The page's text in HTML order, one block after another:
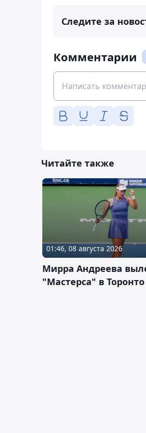
Следите за
Комментарии
Читайте также
01:46, 08 августа 2026
Мирра Андреева
"Мастерса" в Торонто